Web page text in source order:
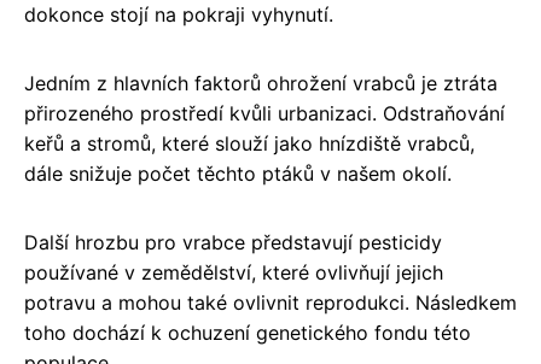
dokonce stojí na pokraji vyhynutí.
Jedním z hlavních faktorů ohrožení vrabců je ztráta
přirozeného prostředí kvůli urbanizaci. Odstraňování
keřů a stromů, které slouží jako hnízdiště vrabců,
dále snižuje počet těchto ptáků v našem okolí.
Další hrozbu pro vrabce představují pesticidy
používané v zemědělství, které ovlivňují jejich
potravu a mohou také ovlivnit reprodukci. Následkem
toho dochází k ochuzení genetického fondu této